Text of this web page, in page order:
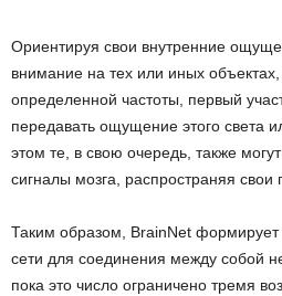
Ориентируя свои внутренние
внимание на тех или иных
определенной частоты, первый
передавать ощущение этого света
этом те, в свою очередь, также
сигналы мозга, распространяя свои
Таким образом, BrainNet формирует
сети для соединения между собой
пока это число ограничено тремя